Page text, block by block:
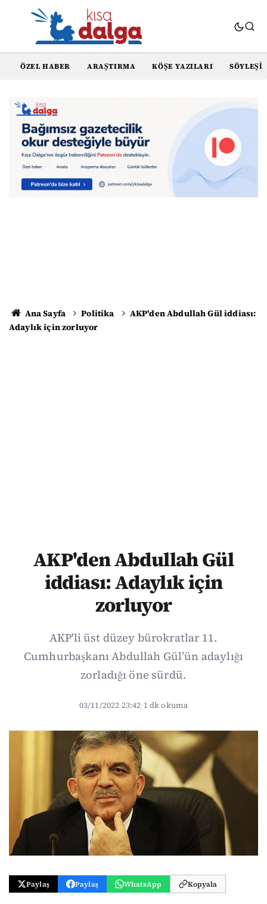
ÖZEL HABER ARAŞTIRMA KÖŞE YAZILARI SÖYLEŞI
Ana Sayfa Politika
AKP'den Abdullah Gül iddiası:
Adaylık için zorluyor
AKP'den Abdullah Gül
iddiası: Adaylık için
zorluyor
AKP'li üst düzey bürokratlar 11.
Cumhurbaşkanı Abdullah Gül’ün adaylığı
zorladığı öne sürdü.
03/11/2022 23:42·1 dk okuma
Paylaş Paylaş WhatsApp Kopyala